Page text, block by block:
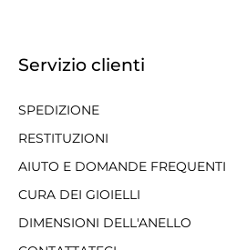
Servizio clienti
SPEDIZIONE
RESTITUZIONI
AIUTO E DOMANDE FREQUENTI
CURA DEI GIOIELLI
DIMENSIONI DELL'ANELLO